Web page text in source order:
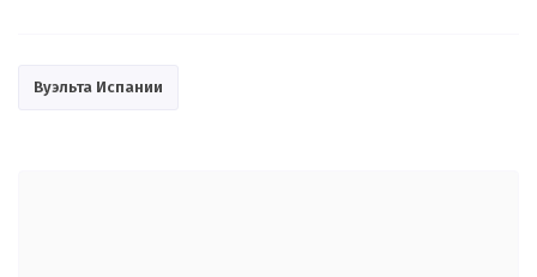
Вуэльта Испании